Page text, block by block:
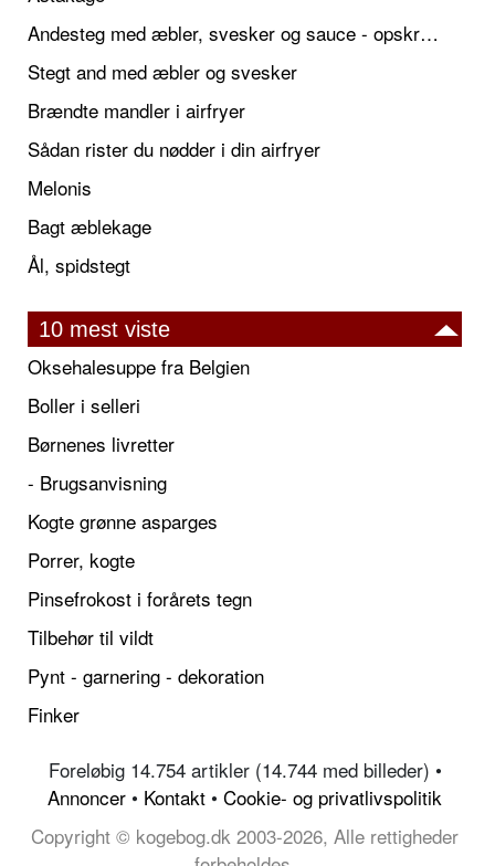
Andesteg med æbler, svesker og sauce - opskrift også til jul
Stegt and med æbler og svesker
Brændte mandler i airfryer
Sådan rister du nødder i din airfryer
Melonis
Bagt æblekage
Ål, spidstegt
10 mest viste
Oksehalesuppe fra Belgien
Boller i selleri
Børnenes livretter
- Brugsanvisning
Kogte grønne asparges
Porrer, kogte
Pinsefrokost i forårets tegn
Tilbehør til vildt
Pynt - garnering - dekoration
Finker
Foreløbig 14.754 artikler (14.744 med billeder) •
Annoncer • Kontakt • Cookie- og privatlivspolitik
Copyright © kogebog.dk 2003-2026, Alle rettigheder